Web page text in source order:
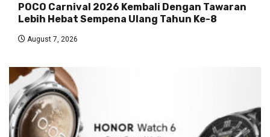
POCO Carnival 2026 Kembali Dengan Tawaran
Lebih Hebat Sempena Ulang Tahun Ke-8
August 7, 2026